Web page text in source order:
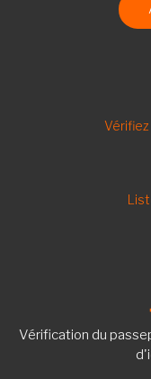
Vérification du